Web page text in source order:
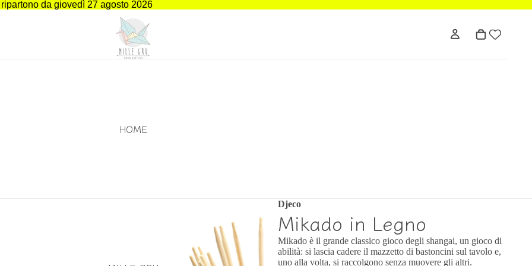
da giovedì 27 agosto 2026
HOME
Djeco
Mikado in Legno
Mikado è il grande classico gioco degli shangai, un gioco di
abilità: si lascia cadere il mazzetto di bastoncini sul tavolo e,
uno alla volta, si raccolgono senza muovere gli altri.